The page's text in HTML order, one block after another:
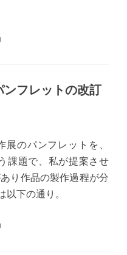
企
フレットの改訂
のパンフレットを、
課題で、私が提案させ
り作品の製作過程が分
以下の通り。